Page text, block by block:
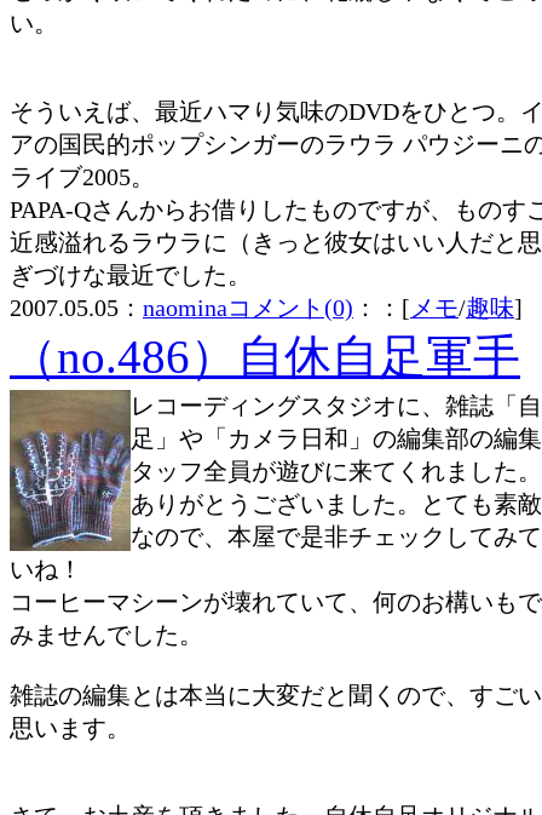
い。
そういえば、最近ハマり気味のDVDをひとつ。
アの国民的ポップシンガーのラウラ パウジーニ
ライブ2005。
PAPA-Qさんからお借りしたものですが、ものす
近感溢れるラウラに（きっと彼女はいい人だと
ぎづけな最近でした。
2007.05.05： naominaコメント(0) ：：[メモ/趣味]
（no.486）自休自足軍手
レコーディングスタジオに、雑誌「
足」や「カメラ日和」の編集部の編
タッフ全員が遊びに来てくれました。
ありがとうございました。とても素
なので、本屋で是非チェックしてみ
いね！
コーヒーマシーンが壊れていて、何のお構いも
みませんでした。
雑誌の編集とは本当に大変だと聞くので、すご
思います。